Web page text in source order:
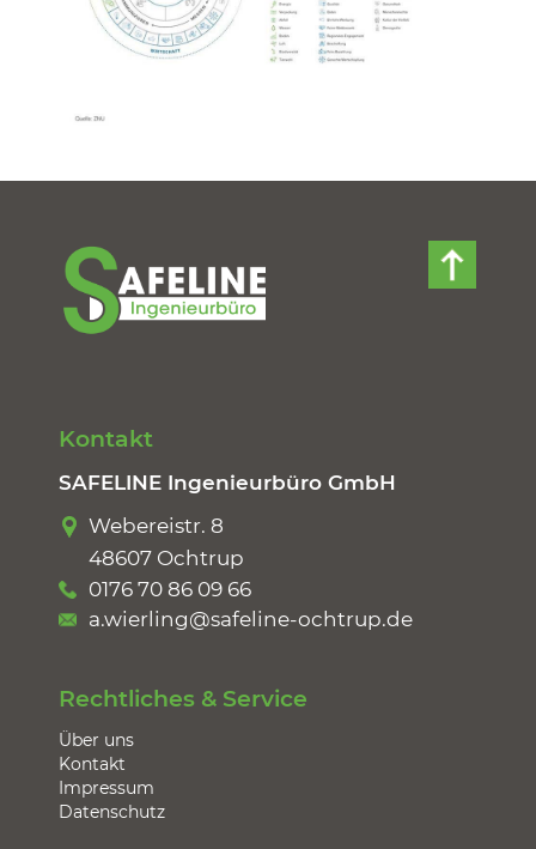
Kontakt
SAFELINE Ingenieurbüro GmbH
Webereistr. 8
48607 Ochtrup
0176 70 86 09 66
a.wierling@safeline-ochtrup.de
Rechtliches & Service
Über uns
Kontakt
Impressum
Datenschutz